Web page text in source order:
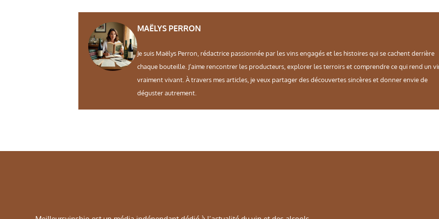
MAËLYS PERRON
Je suis Maëlys Perron, rédactrice passionnée par les vins engagés et les histoires qui se cachent derrière
chaque bouteille. J’aime rencontrer les producteurs, explorer les terroirs et comprendre ce qui rend un
vraiment vivant. À travers mes articles, je veux partager des découvertes sincères et donner envie de
déguster autrement.